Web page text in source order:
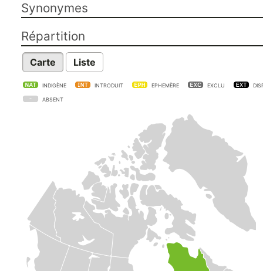
Synonymes
Répartition
Carte Liste
INDIGÈNE INTRODUIT EPHEMÈRE EXCLU
ABSENT